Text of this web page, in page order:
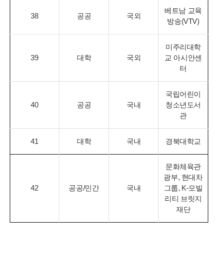
38 공공 국외
베트남 교육
방송(VTV)
39 대학 국외
미주리대학
교 아시안센
터
40 공공 국내
국립어린이
청소년도서
관
41 대학 국내 경북대학교
42 공공/민간 국내
문화체육관
광부, 현대차
그룹, K-모빌
리티 브릿지
재단